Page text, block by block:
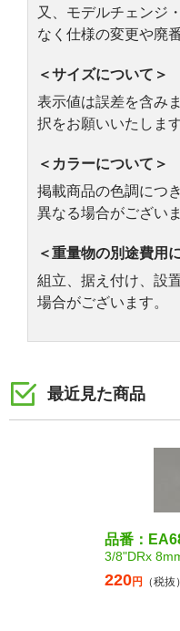
又、モデルチェンジ
なく仕様の変更や廃
＜サイズについて＞
表示値は誤差を含み
択をお願いいたします
＜カラーについて＞
掲載商品の色調につ
異なる場合がございま
＜重量物の別途費用
組立、据え付け、設
場合がございます。
最近見た商品
品番：
3/8"DRx
220円 （税抜）